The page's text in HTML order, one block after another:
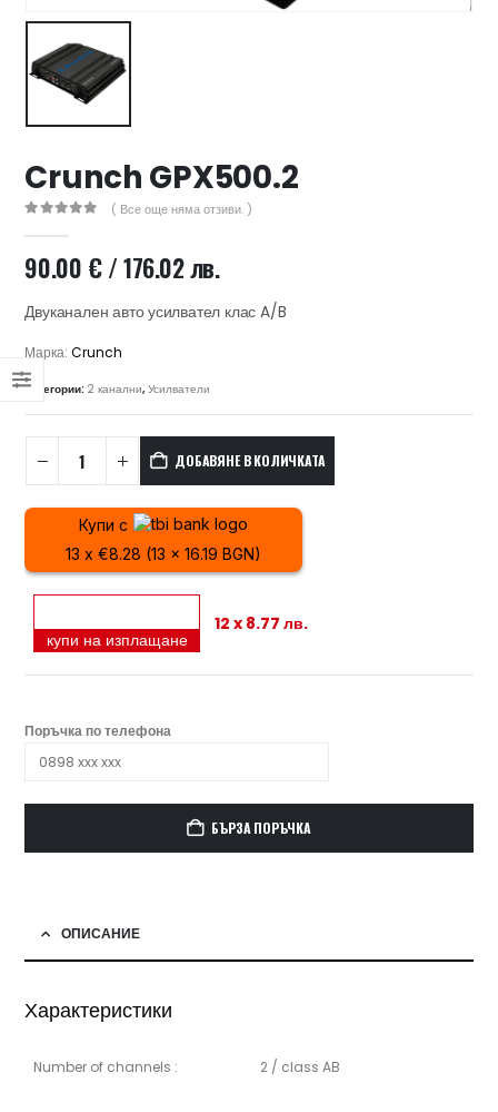
Crunch GPX500.2
( Все още няма отзиви. )
90.00 €/ 176.02 лв.
Двуканален авто усилвател клас A/B
Марка:Crunch
Категории: 2 канални,Усилватели
ДОБАВЯНЕ В КОЛИЧКАТА
Купи с
13 x €8.28 (13 x 16.19 BGN)
купи на изплащане
12 x 8.77 лв.
Поръчка по телефона
БЪРЗА ПОРЪЧКА
ОПИСАНИЕ
Характеристики
Number of channels : 2 / class AB
€
лв..